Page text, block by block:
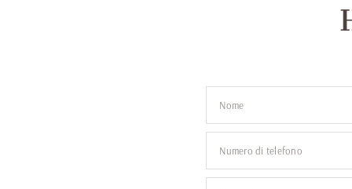
Nome
Numero di telefono